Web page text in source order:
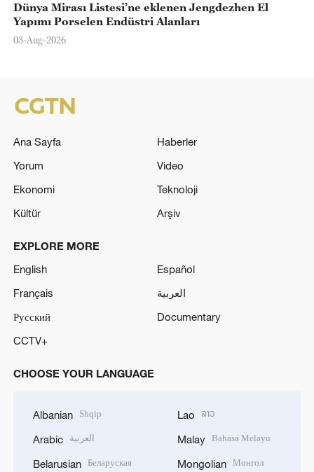
Dünya Mirası Listesi’ne eklenen Jengdezhen El
Yapımı Porselen Endüstri Alanları
03-Aug-2026
Ana Sayfa
Haberler
Yorum
Video
Ekonomi
Teknoloji
Kültür
Arşiv
EXPLORE MORE
English
Español
Français
العربية
Русский
Documentary
CCTV+
CHOOSE YOUR LANGUAGE
Albanian Shqip
Arabic العربية
Belarusian Беларуская
Lao ລາວ
Malay Bahasa Melayu
Mongolian Монгол